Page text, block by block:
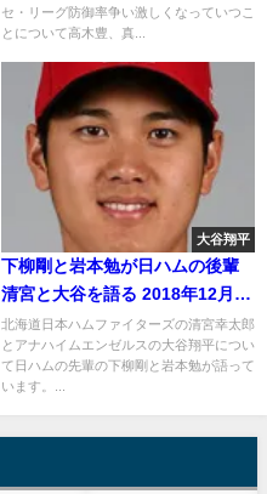
セ・リーグ防御率争い激しくなっていつこ
とについて高木豊、真...
大谷翔平
下柳剛と岩本勉が日ハムの後輩
清宮と大谷を語る 2018年12月28
日
北海道日本ハムファイターズの清宮幸太郎
とアナハイムエンゼルスの大谷翔平につい
て日ハムの先輩の下柳剛と岩本勉が語って
います。...